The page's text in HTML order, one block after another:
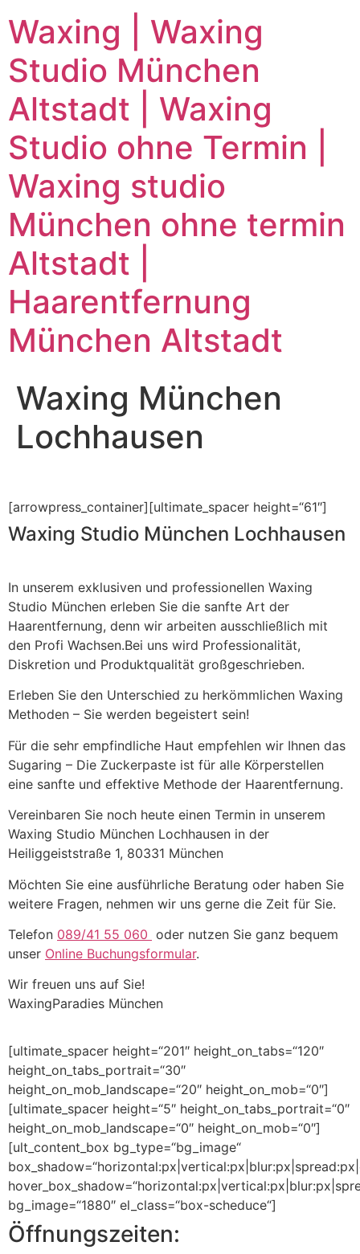
Waxing | Waxing
Studio München
Altstadt | Waxing
Studio ohne Termin |
Waxing studio
München ohne termin
Altstadt |
Haarentfernung
München Altstadt
Waxing München
Lochhausen
[arrowpress_container][ultimate_spacer height=“61″]
Waxing Studio München Lochhausen
In unserem exklusiven und professionellen Waxing
Studio München erleben Sie die sanfte Art der
Haarentfernung, denn wir arbeiten ausschließlich mit
den Profi Wachsen.Bei uns wird Professionalität,
Diskretion und Produktqualität großgeschrieben.
Erleben Sie den Unterschied zu herkömmlichen Waxing
Methoden – Sie werden begeistert sein!
Für die sehr empfindliche Haut empfehlen wir Ihnen das
Sugaring – Die Zuckerpaste ist für alle Körperstellen
eine sanfte und effektive Methode der Haarentfernung.
Vereinbaren Sie noch heute einen Termin in unserem
Waxing Studio München Lochhausen in der
Heiliggeiststraße 1, 80331 München
Möchten Sie eine ausführliche Beratung oder haben Sie
weitere Fragen, nehmen wir uns gerne die Zeit für Sie.
Telefon 089/41 55 060 oder nutzen Sie ganz bequem
unser Online Buchungsformular.
Wir freuen uns auf Sie!
WaxingParadies München
[ultimate_spacer height=“201″ height_on_tabs=“120″
height_on_tabs_portrait=“30″
height_on_mob_landscape=“20″ height_on_mob=“0″]
[ultimate_spacer height=“5″ height_on_tabs_portrait=“0″
height_on_mob_landscape=“0″ height_on_mob=“0″]
[ult_content_box bg_type=“bg_image“
bg_image=“1880″ el_class=“box-scheduce“]
Öffnungszeiten: